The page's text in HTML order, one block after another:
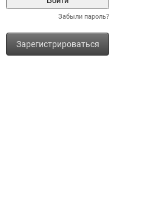
Забыли пароль?
Зарегистрироваться